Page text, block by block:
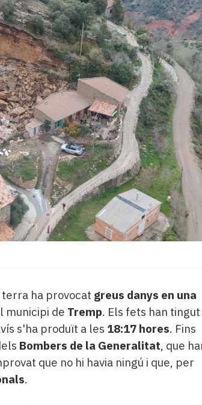
terra ha provocat greus danys en una
municipi de Tremp. Els fets han tingut
s'ha produït a les 18:17 hores. Fins
Bombers de la Generalitat, que
que no hi havia ningú i que, per
.